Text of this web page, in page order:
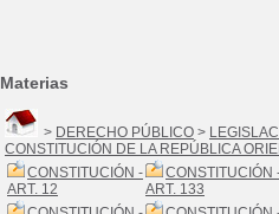
Materias
> DERECHO PÚBLICO >
CONSTITUCIÓN DE LA REPÚBLICA
CONSTITUCIÓN -
ART. 12
CONSTITUCIÓN
ART. 133